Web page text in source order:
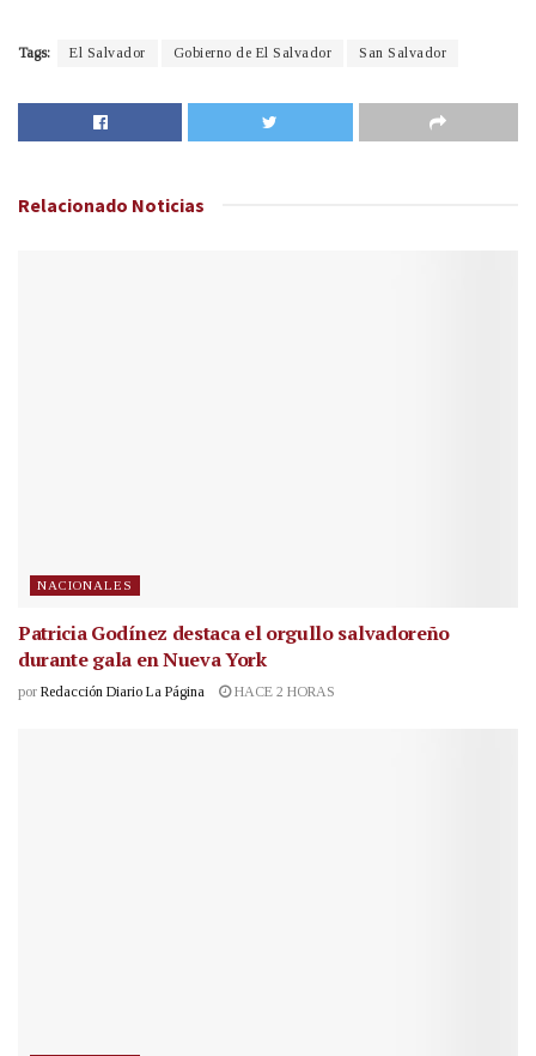
Tags: El Salvador Gobierno de El Salvador San Salvador
Relacionado Noticias
NACIONALES
Patricia Godínez destaca el orgullo salvadoreño
durante gala en Nueva York
por Redacción Diario La Página HACE 2 HORAS